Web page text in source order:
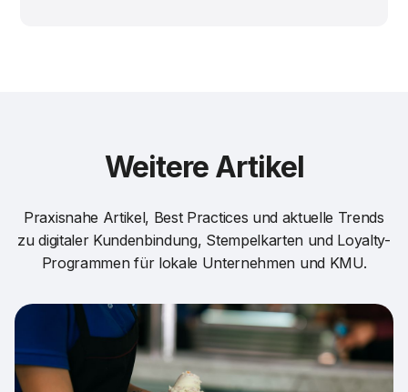
Weitere Artikel
Praxisnahe Artikel, Best Practices und aktuelle Trends
zu digitaler Kundenbindung, Stempelkarten und Loyalty-
Programmen für lokale Unternehmen und KMU.